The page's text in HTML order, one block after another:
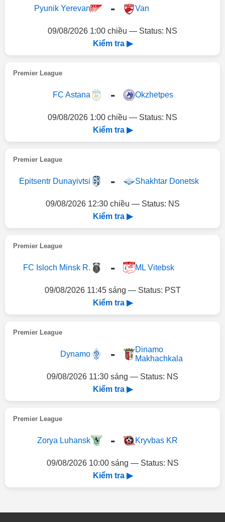
Pyunik Yerevan - Van
09/08/2026 1:00 chiều — Status: NS
Kiểm tra ▶
Premier League
FC Astana - Okzhetpes
09/08/2026 1:00 chiều — Status: NS
Kiểm tra ▶
Premier League
Epitsentr Dunayivtsi - Shakhtar Donetsk
09/08/2026 12:30 chiều — Status: NS
Kiểm tra ▶
Premier League
FC Isloch Minsk R. - ML Vitebsk
09/08/2026 11:45 sáng — Status: PST
Kiểm tra ▶
Premier League
Dynamo -
Dinamo
Makhachkala
09/08/2026 11:30 sáng — Status: NS
Kiểm tra ▶
Premier League
Zorya Luhansk - Kryvbas KR
09/08/2026 10:00 sáng — Status: NS
Kiểm tra ▶